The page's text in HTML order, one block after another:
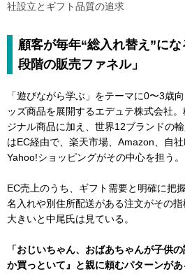
社設立とギフト品質の追求
顧客が毎年“総入れ替え”に
段階の販売ファネル」
「遊びながら学ぶ」をテーマに0〜3歳
ッズ商品を展開するエデュテ株式会社
ジナル商品に加え、世界12ブランドの
はEC経由で、楽天市場、Amazon、自社
Yahoo!ショッピングがその中心を担う。
EC売上のうち、ギフト需要と明確に把
名入れや別住所配送がある注文がその
大きいと中尾氏は見ている。
「おじいちゃん、おばあちゃんが子供
か買っといて』と親に頼むパターンがあ